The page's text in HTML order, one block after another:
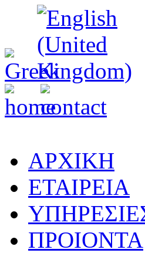
ΑΡΧΙΚΗ
ΕΤΑΙΡΕΙΑ
ΠΡΟΙΟΝΤΑ